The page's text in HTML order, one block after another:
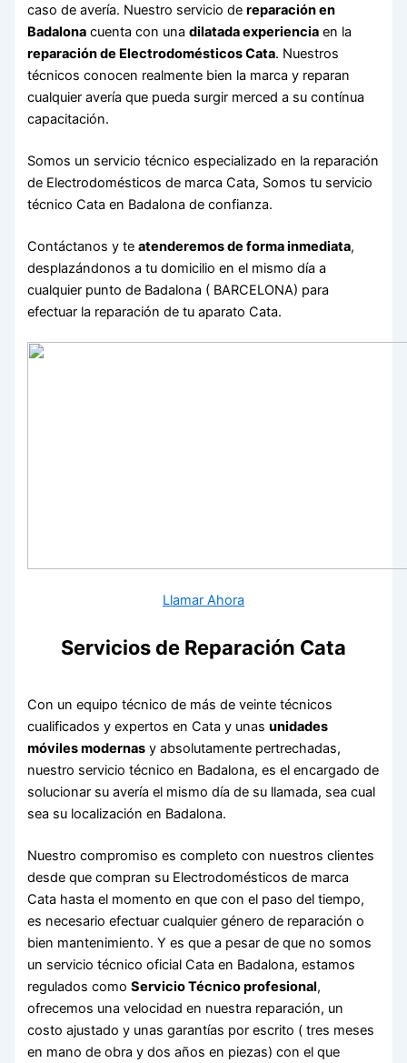
caso de avería. Nuestro servicio dereparación en
Badalona cuenta con unadilatada experiencia en la
reparación de Electrodomésticos Cata. Nuestros
técnicos conocen realmente bien la marca y reparan
cualquier avería que pueda surgir merced a su contínua
capacitación.
Somos un servicio técnico especializado en la reparación
de Electrodomésticos de marca Cata, Somos tu servicio
técnico Cata en Badalona de confianza.
Contáctanos y teatenderemos de forma inmediata,
desplazándonos a tu domicilio en el mismo día a
cualquier punto de Badalona ( BARCELONA) para
efectuar la reparación de tu aparato Cata.
Llamar Ahora
Servicios de Reparación Cata
Con un equipo técnico de más de veinte técnicos
cualificados y expertos en Cata y unasunidades
móviles modernas y absolutamente pertrechadas,
nuestro servicio técnico en Badalona, es el encargado de
solucionar su avería el mismo día de su llamada, sea cual
sea su localización en Badalona.
Nuestro compromiso es completo con nuestros clientes
desde que compran su Electrodomésticos de marca
Cata hasta el momento en que con el paso del tiempo,
es necesario efectuar cualquier género de reparación o
bien mantenimiento. Y es que a pesar de que no somos
un servicio técnico oficial Cata en Badalona, estamos
regulados comoServicio Técnico profesional,
ofrecemos una velocidad en nuestra reparación, un
costo ajustado y unas garantías por escrito ( tres meses
en mano de obra y dos años en piezas) con el que